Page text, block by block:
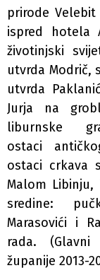
prirode
ispred hotela
životinjski
utvrda Modrič,
utvrda
Jurja na
liburnske
ostaci
ostaci crkava
Malom Libinju,
sredine:
Marasovići i
rada.
županije 2013-